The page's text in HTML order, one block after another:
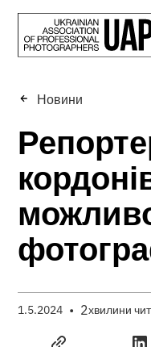
Новини
1.5.2024 • 2хвилини